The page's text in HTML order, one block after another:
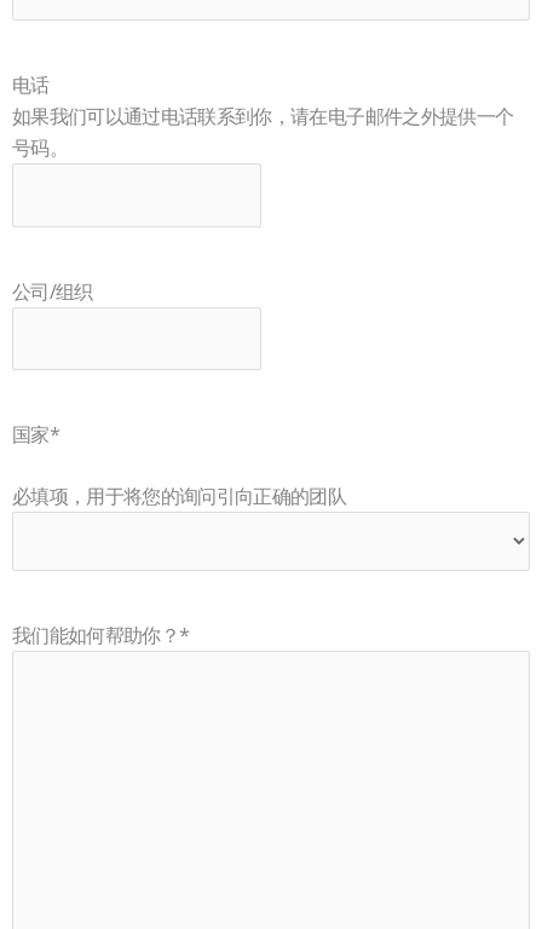
电话
如果我们可以通过电话联系到你，请在电子邮件之外提供一个
号码。
公司/组织
国家*
必填项，用于将您的询问引向正确的团队
我们能如何帮助你？*